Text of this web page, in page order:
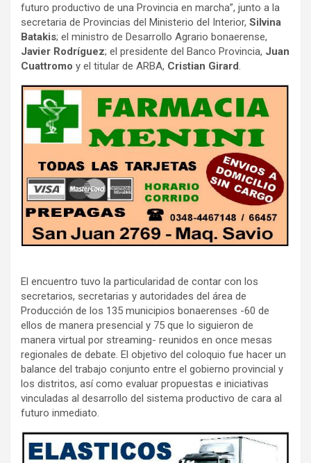
futuro productivo de una Provincia en marcha”, junto a la
secretaria de Provincias del Ministerio del Interior, Silvina
Batakis; el ministro de Desarrollo Agrario bonaerense,
Javier Rodríguez; el presidente del Banco Provincia, Juan
Cuattromo y el titular de ARBA, Cristian Girard.
El encuentro tuvo la particularidad de contar con los
secretarios, secretarias y autoridades del área de
Producción de los 135 municipios bonaerenses -60 de
ellos de manera presencial y 75 que lo siguieron de
manera virtual por streaming- reunidos en once mesas
regionales de debate. El objetivo del coloquio fue hacer un
balance del trabajo conjunto entre el gobierno provincial y
los distritos, así como evaluar propuestas e iniciativas
vinculadas al desarrollo del sistema productivo de cara al
futuro inmediato.